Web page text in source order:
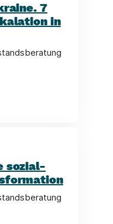
7
in
sozial-